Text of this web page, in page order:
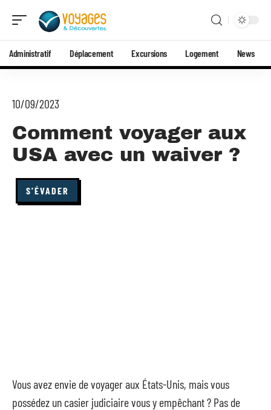
Administratif Déplacement Excursions Logement News
10/09/2023
Comment voyager aux
USA avec un waiver ?
S'ÉVADER
Vous avez envie de voyager aux États-Unis, mais vous
possédez un casier judiciaire vous y empêchant ? Pas de